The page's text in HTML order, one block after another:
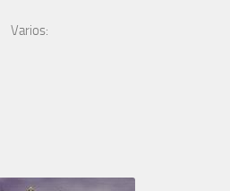
Varios: